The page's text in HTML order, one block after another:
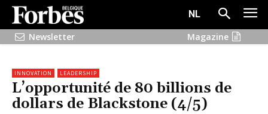
NL
Newsletter
Magazine
INNOVATION LEADERSHIP
L’opportunité de 80 billions de
dollars de Blackstone (4/5)